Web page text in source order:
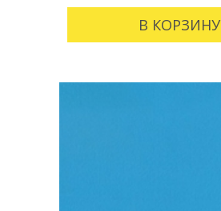
В КОРЗИНУ